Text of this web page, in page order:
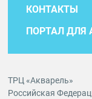
КОНТАКТЫ
ПОРТАЛ ДЛЯ
ТРЦ «Акварель»
Российская